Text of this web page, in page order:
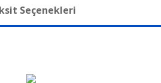
Seçenekleri